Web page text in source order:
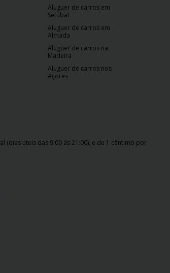
Aluguer de carros em
Setúbal
Aluguer de carros em
Almada
Aluguer de carros na
Madeira
Aluguer de carros nos
Açores
úteis das 9:00 às 21:00), e de 1 cêntimo por